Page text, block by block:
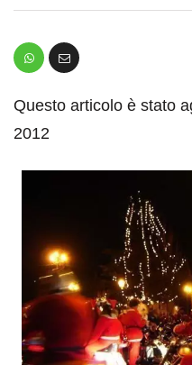
Questo articolo è stato
2012